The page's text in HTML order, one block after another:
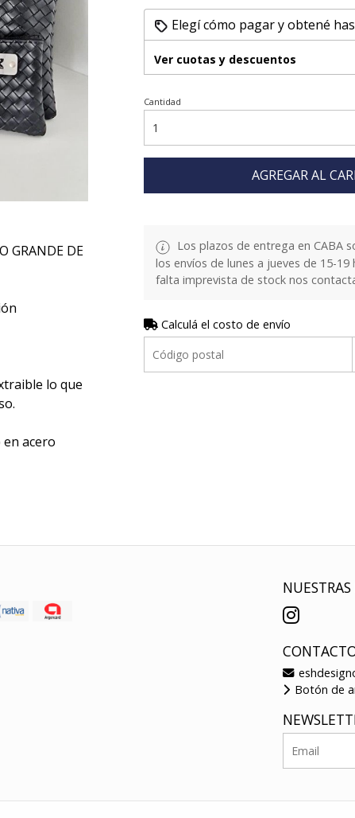
GRANDE DE
lo que
acero
Elegí cómo pagar y obtené
Ver cuotas y descuentos
Cantidad
AGREGAR AL
Los plazos de entrega en CABA
los envíos de lunes a jueves de 15-19
falta imprevista de stock nos
Calculá el costo de envío
NUESTRAS
Botón de